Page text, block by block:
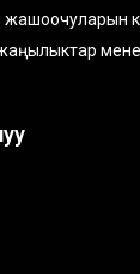
жашоочуларын